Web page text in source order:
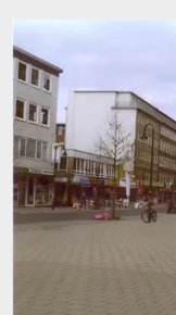
WO KOMMEN DIE
EIN TAUBENTURM